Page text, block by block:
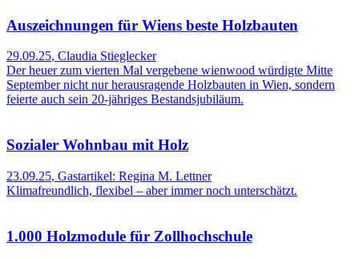
Auszeichnungen für Wiens beste Holzbauten
29.09.25, Claudia Stieglecker
Der heuer zum vierten Mal vergebene wienwood würdigte Mitte
September nicht nur herausragende Holzbauten in Wien, sondern
feierte auch sein 20-jähriges Bestandsjubiläum.
Sozialer Wohnbau mit Holz
23.09.25, Gastartikel: Regina M. Lettner
Klimafreundlich, flexibel – aber immer noch unterschätzt.
1.000 Holzmodule für Zollhochschule